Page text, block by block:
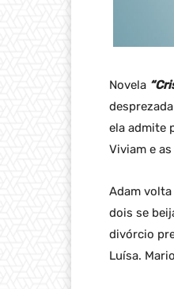
Novela
ela admite
Viviam e
Adam
dois se
divórcio
Luísa.